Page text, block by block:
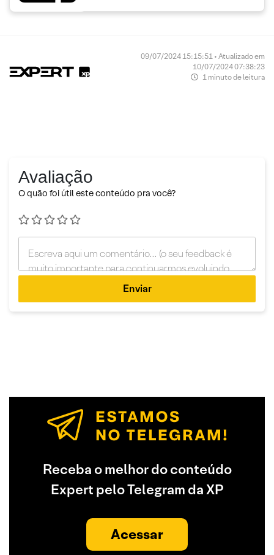
09/07/2024 15:15:51 • Atualizado em
10/07/2024 07:38:23
1 minuto de leitura
Avaliação
O quão foi útil este conteúdo pra você?
Enviar
Receba o melhor do conteúdo
Expert pelo Telegram da XP
Acessar